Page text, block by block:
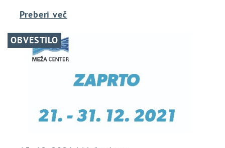
Preberi več
OBVESTILO